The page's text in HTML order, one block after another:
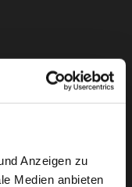
Anzeigen zu
Medien anbieten